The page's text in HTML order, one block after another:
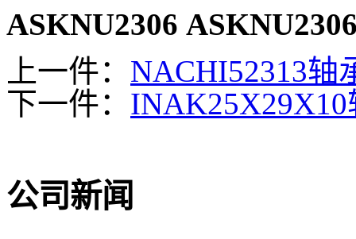
ASKNU2306
上一件： NACHI52313轴
下一件： INAK25X29X10
公司新闻